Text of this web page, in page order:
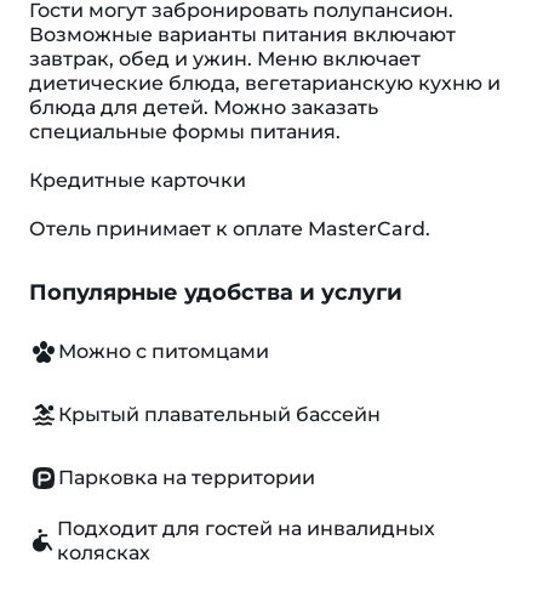
Гости могут забронировать полупансион.
Возможные варианты питания включают
завтрак, обед и ужин. Меню включает
диетические блюда, вегетарианскую кухню и
блюда для детей. Можно заказать
специальные формы питания.
Кредитные карточки
Отель принимает к оплате MasterCard.
Популярные удобства и услуги
Можно с питомцами
Крытый плавательный бассейн
Парковка на территории
Подходит для гостей на инвалидных
колясках